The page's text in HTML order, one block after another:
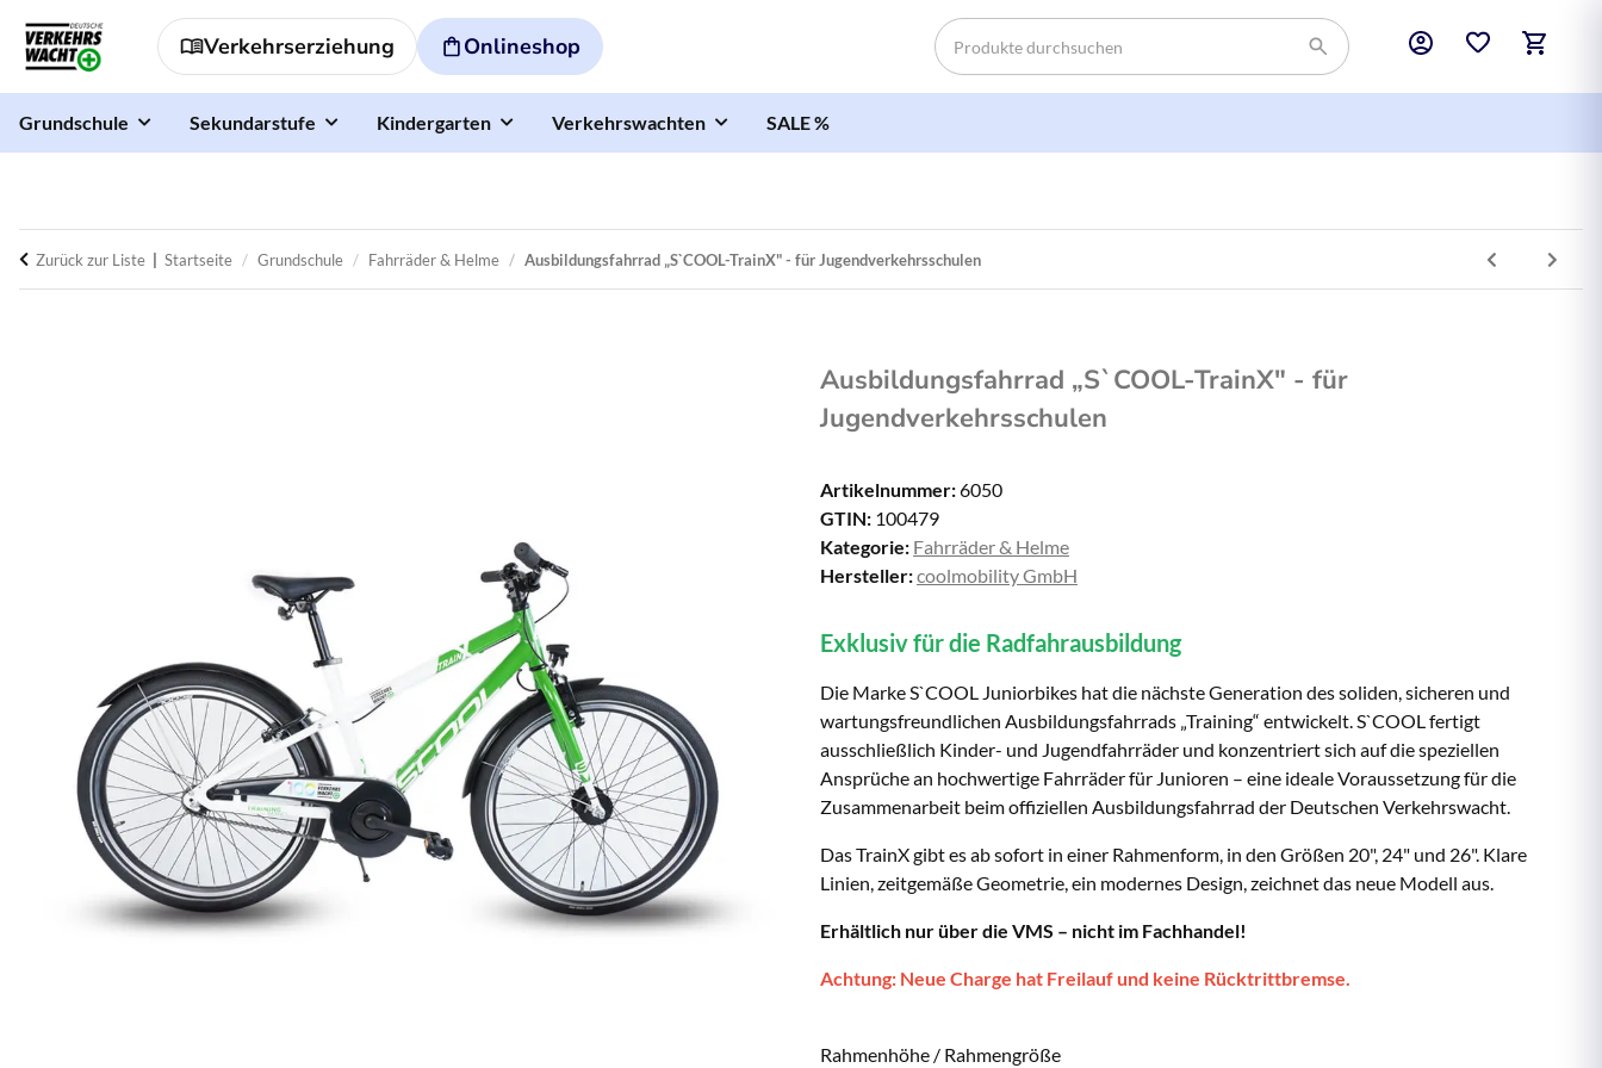
Verkehrserziehung Onlineshop
Grundschule Sekundarstufe Kindergarten Verkehrswachten SALE %
Zurück zur Liste Startseite Grundschule Fahrräder & Helme Ausbildungsfahrrad „S`COOL-TrainX" - für Jugendverkehrsschulen
Ausbildungsfahrrad „S`COOL-TrainX" - für
Jugendverkehrsschulen
Artikelnummer:6050
GTIN: 100479
Kategorie: Fahrräder & Helme
Hersteller:coolmobility GmbH
Exklusiv für die Radfahrausbildung
Die Marke S`COOL Juniorbikes hat die nächste Generation des soliden, sicheren und
wartungsfreundlichen Ausbildungsfahrrads „Training“ entwickelt. S`COOL fertigt
ausschließlich Kinder- und Jugendfahrräder und konzentriert sich auf die speziellen
Ansprüche an hochwertige Fahrräder für Junioren – eine ideale Voraussetzung für die
Zusammenarbeit beim offiziellen Ausbildungsfahrrad der Deutschen Verkehrswacht.
Das TrainX gibt es ab sofort in einer Rahmenform, in den Größen 20", 24" und 26". Klare
Linien, zeitgemäße Geometrie, ein modernes Design, zeichnet das neue Modell aus.
Erhältlich nur über die VMS – nicht im Fachhandel!
Achtung: Neue Charge hat Freilauf und keine Rücktrittbremse.
Rahmenhöhe / Rahmengröße